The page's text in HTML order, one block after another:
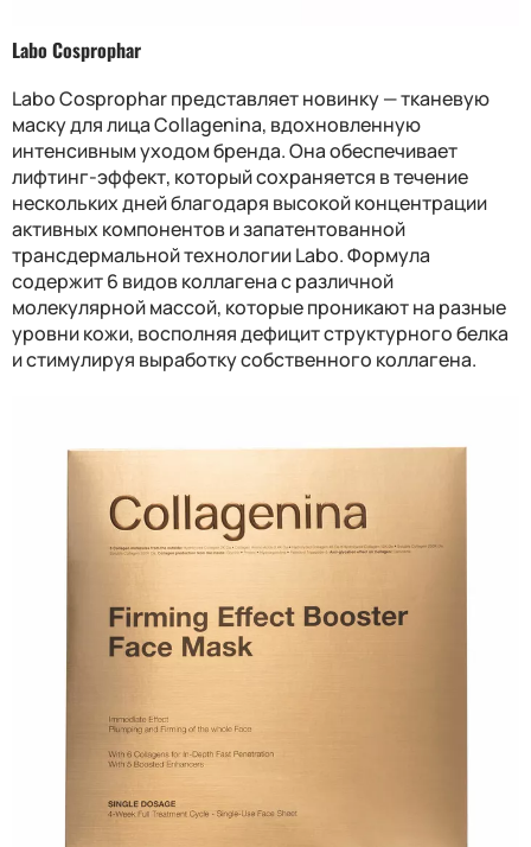
Labo Cosprophar
Labo Cosprophar представляет новинку — тканевую
маску для лица Collagenina, вдохновленную
интенсивным уходом бренда. Она обеспечивает
лифтинг-эффект, который сохраняется в течение
нескольких дней благодаря высокой концентрации
активных компонентов и запатентованной
трансдермальной технологии Labo. Формула
содержит 6 видов коллагена с различной
молекулярной массой, которые проникают на разные
уровни кожи, восполняя дефицит структурного белка
и стимулируя выработку собственного коллагена.